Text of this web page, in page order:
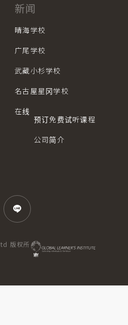
新闻
晴海学校
广尾学校
武藏小杉学校
名古屋星冈学校
在线
预订免费试听课程
公司简介
版权所